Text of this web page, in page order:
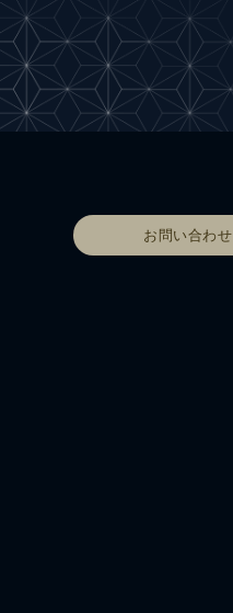
お問い合わせ